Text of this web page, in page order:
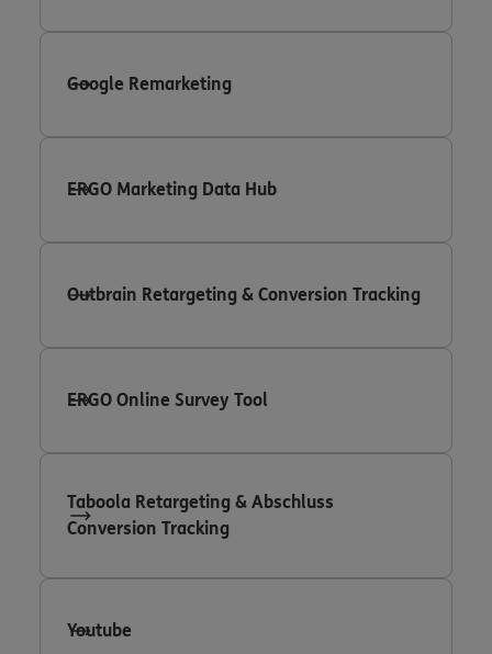
Google Remarketing
ERGO Marketing Data Hub
Outbrain Retargeting & Conversion Tracking
ERGO Online Survey Tool
Taboola Retargeting & Abschluss
Conversion Tracking
Youtube